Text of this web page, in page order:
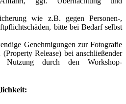
wie z.B. gegen Personen-,
bitte bei Bedarf selbst
Genehmigungen zur Fotografie
(Property Release) bei anschließender
Nutzung durch den Workshop-